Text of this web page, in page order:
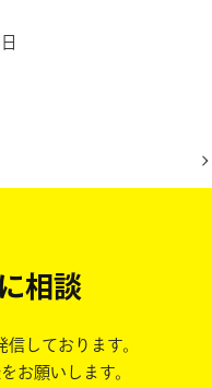
相談
しております。
お願いします。